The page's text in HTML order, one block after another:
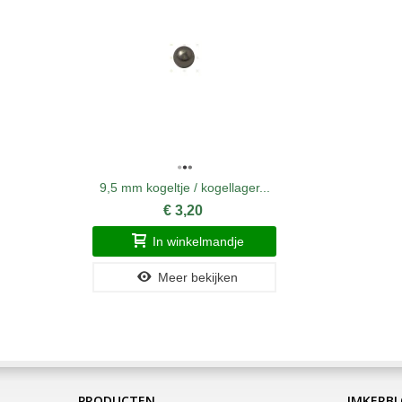
9,5 mm kogeltje / kogellager...
€ 3,20
In winkelmandje
Meer bekijken